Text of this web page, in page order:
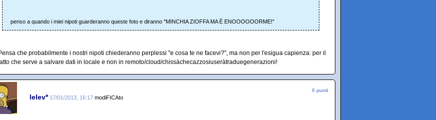
penso a quando i miei nipoti guarderanno queste foto e diranno "MINCHIA ZIOFFA MA È ENOOOOOORME!"
che probabilmente i nostri nipoti chiederanno perplessi "e cosa te ne facevi?", ma non per l'esigua capienza: per il
che serve a salvare dati in locale e non in remoto/cloud/chissàchecazzosiuseràtraduegenerazioni!
lelev* 17/01/2013, 16:17 modiFICAto
0 punti